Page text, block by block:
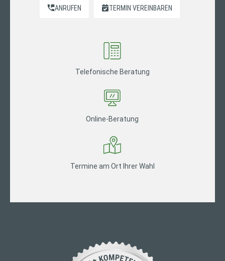
ANRUFEN TERMIN VEREINBAREN
Telefonische Beratung
Online-Beratung
Termine am Ort Ihrer Wahl